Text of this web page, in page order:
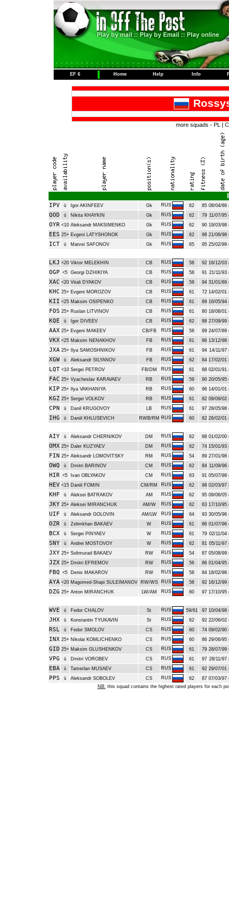
EF 6 Home Help Info
more squads - PL | C
IPV ü Igor AKINFEEV Gk RUS 62 85 08/04/86
QOD ü Nikita KHAYKIN Gk RUS 62 79 11/07/95
OYR <10 Aleksandr MAKSIMENKO Gk RUS 62 90 19/03/98
EES 25+ Evgeni LATYSHONOK Gk RUS 62 98 21/06/98
ICT ü Matvei SAFONOV Gk RUS 65 95 25/02/99
LKJ <20 Viktor MELEKHIN CB RUS 58 92 16/12/03
OGP <5 Georgi DZHIKIYA CB RUS 58 91 21/11/93
XAC <20 Vitali DYAKOV CB RUS 58 94 31/01/89
KHC 25+ Evgeni MOROZOV CB RUS 61 72 14/02/01
KII <25 Maksim OSIPENKO CB RUS 61 89 16/05/94
FOS 25+ Ruslan LITVINOV CB RUS 61 80 18/08/01
KQE ü Igor DIVEEV CB RUS 62 88 27/09/99
AAX 25+ Evgeni MAKEEV CB/FB RUS 58 89 24/07/89
VKX <25 Maksim NENAKHOV FB RUS 61 86 13/12/98
JXA 25+ Ilya SAMOSHNIKOV FB RUS 61 94 14/11/97
XGW ü Aleksandr SILYANOV FB RUS 62 84 17/02/01
LQT <10 Sergei PETROV FB/DM RUS 61 88 02/01/91
FAC 25+ Vyacheslav KARAVAEV RB RUS 59 90 20/05/95
KIP 25+ Ilya VAKHANIYA RB RUS 60 96 14/01/01
KGZ 25+ Sergei VOLKOV RB RUS 61 82 09/09/02
CPN ü Danil KRUGOVOY LB RUS 61 97 28/05/98
IHG ü Daniil KHLUSEVICH RWB/RM RUS 60 82 26/02/01
AIY ü Aleksandr CHERNIKOV DM RUS 62 88 01/02/00
OMX 25+ Daler KUZYAEV DM RUS 62 74 15/01/93
FIN 25+ Aleksandr LOMOVITSKY RM RUS 54 89 27/01/98
OWQ ü Dmitri BARINOV CM RUS 62 84 11/09/96
HIR <5 Ivan OBLYAKOV CM RUS 63 91 05/07/98
HEV <15 Daniil FOMIN CM/RM RUS 62 98 02/03/97
KHF ü Aleksei BATRAKOV AM RUS 62 95 09/06/05
JKY 25+ Aleksei MIRANCHUK AM/W RUS 62 63 17/10/95
UIF ü Aleksandr GOLOVIN AM/LW RUS 64 93 30/05/96
OZR ü Zelimkhan BAKAEV W RUS 61 86 01/07/96
BCX ü Sergei PINYAEV W RUS 61 79 02/11/04
SNY ü Andrei MOSTOVOY W RUS 62 81 05/11/97
JXY 25+ Soltmurad BAKAEV RW RUS 54 87 05/08/99
JZX 25+ Dmitri EFREMOV RW RUS 56 86 01/04/95
FBQ <5 Denis MAKAROV RW RUS 58 84 18/02/98
AYA <20 Magomed-Shapi SULEIMANOV RW/WS RUS 58 92 16/12/99
DZG 25+ Anton MIRANCHUK LW/AM RUS 60 97 17/10/95
WVE ü Fedor CHALOV St RUS 59/61 97 10/04/98
JHX ü Konstantin TYUKAVIN St RUS 62 92 22/06/02
RSL ü Fedor SMOLOV CS RUS 60 74 09/02/90
INX 25+ Nikolai KOMLICHENKO CS RUS 60 86 29/06/95
GID 25+ Maksim GLUSHENKOV CS RUS 61 79 28/07/99
VPG ü Dmitri VOROBEV CS RUS 61 97 28/11/97
EBA ü Tamerlan MUSAEV CS RUS 61 92 29/07/01
PPS ü Aleksandr SOBOLEV CS RUS 62 87 07/03/97
NB: this squad contains the highest rated players for each